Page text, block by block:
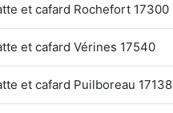
et cafard Rochefort 17300
et cafard Vérines 17540
et cafard Puilboreau 17138